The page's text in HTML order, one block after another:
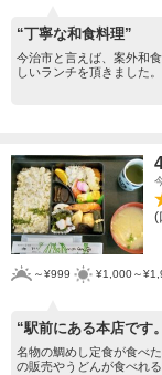
“丁寧な和食料理”
今治市と言えば、案外和
しいランチを頂きました。
(
～¥999 ¥1,000～
“駅前にある本店です
名物の鯛めし定食が食べ
の販売やうどんが食べれる